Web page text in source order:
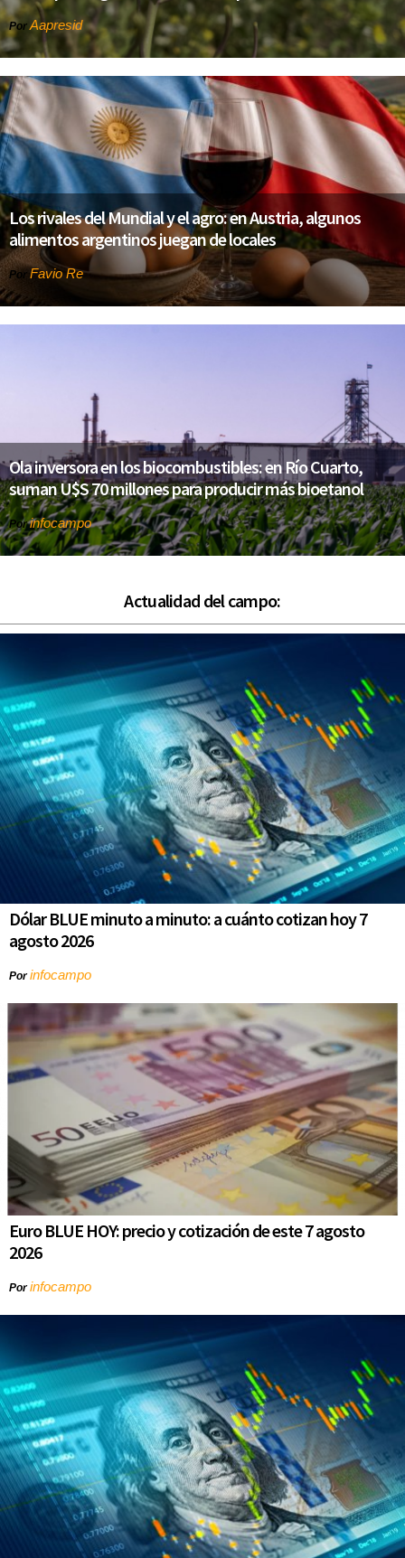
Por Aapresid
Los rivales del Mundial y el agro: en Austria, algunos
alimentos argentinos juegan de locales
Por Favio Re
Ola inversora en los biocombustibles: en Río Cuarto,
suman U$S 70 millones para producir más bioetanol
Porinfocampo
Actualidad del campo:
Dólar BLUE minuto a minuto: a cuánto cotizan hoy 7
agosto 2026
Porinfocampo
Euro BLUE HOY: precio y cotización de este 7 agosto
2026
Porinfocampo